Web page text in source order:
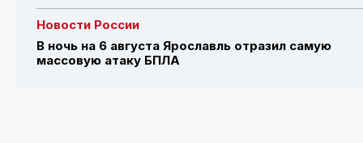
Новости России
В ночь на 6 августа Ярославль отразил самую
массовую атаку БПЛА